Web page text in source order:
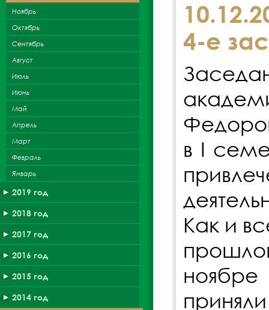
Ноябрь
Октябрь
Сентябрь
Август
Июль
Июнь
Май
Апрель
Март
Февраль
Январь
2019 год
2018 год
2017 год
2016 год
2015 год
2014 год
4-е
в I
Как и